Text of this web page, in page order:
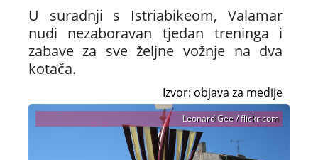
U suradnji s Istriabikeom, Valamar
nudi nezaboravan tjedan treninga i
zabave za sve željne vožnje na dva
kotača.
Izvor: objava za medije
Leonard Gee / flickr.com